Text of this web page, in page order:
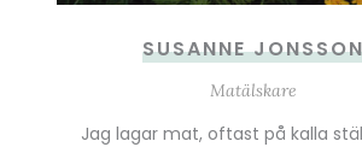
SUSANNE
Matälskare
Jag lagar mat, oftast på kalla